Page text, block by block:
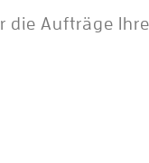
die Aufträge